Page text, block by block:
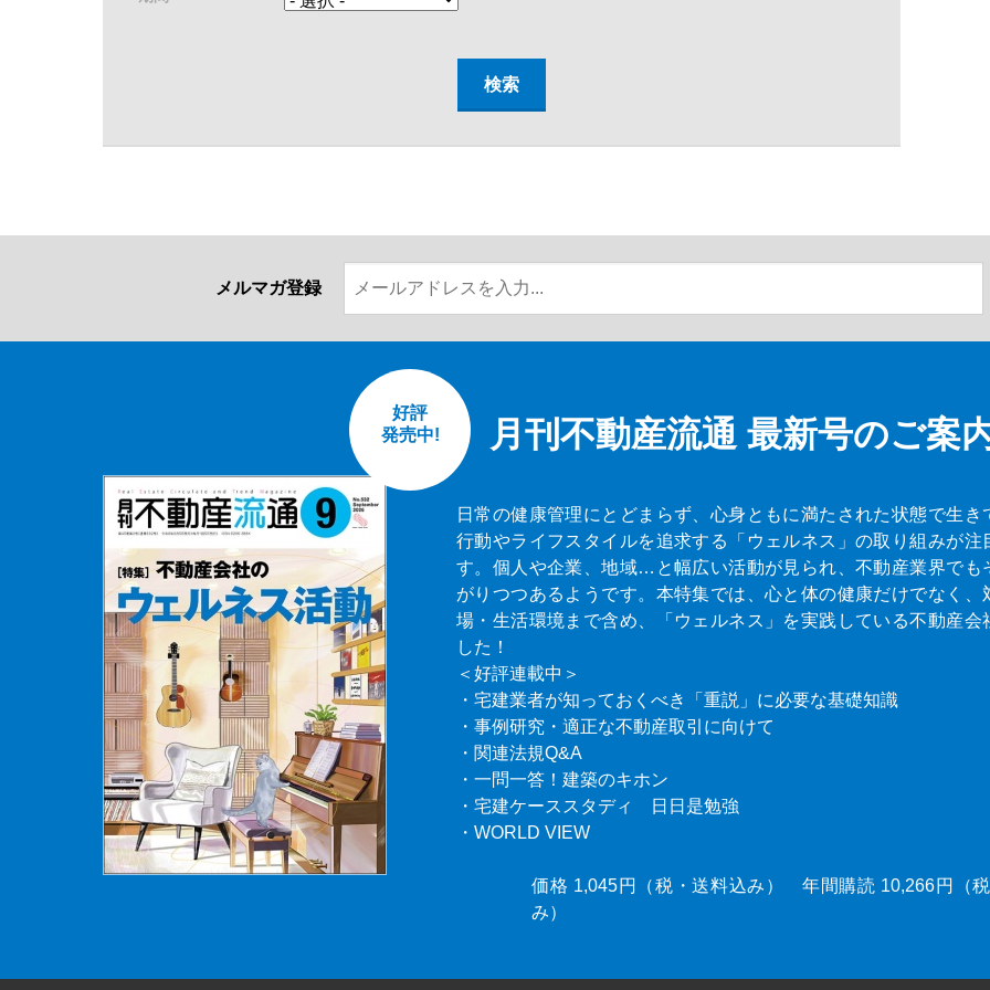
メルマガ登録
月刊不動産流通 最新号のご案
好評
発売中!
日常の健康管理にとどまらず、心身ともに満たされた状態で生き
行動やライフスタイルを追求する「ウェルネス」の取り組みが注
す。個人や企業、地域…と幅広い活動が見られ、不動産業界でも
がりつつあるようです。本特集では、心と体の健康だけでなく、
場・生活環境まで含め、「ウェルネス」を実践している不動産会
した！
＜好評連載中＞
・宅建業者が知っておくべき「重説」に必要な基礎知識
・事例研究・適正な不動産取引に向けて
・関連法規Q&A
・一問一答！建築のキホン
・宅建ケーススタディ 日日是勉強
・WORLD VIEW
価格 1,045円（税・送料込み） 年間購読 10,266円（
み）